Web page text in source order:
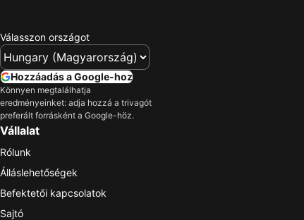
Válasszon országot
Hozzáadás a Google-hoz
Könnyen megtalálhatja
eredményeinket: adja hozzá a trivagót
preferált forrásként a Google-höz.
Vállalat
Rólunk
Álláslehetőségek
Befektetői kapcsolatok
Sajtó